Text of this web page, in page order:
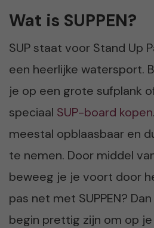
Wat is SUPPEN?
SUP staat voor Stand Up
een heerlijke watersport.
je op een grote sufplank
speciaal SUP-board kopen
meestal opblaasbaar en
te nemen. Door middel
beweeg je je voort door
pas net met SUPPEN?
begin prettig zijn om op